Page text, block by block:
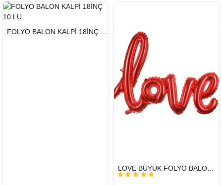
HIZLI
GÖNDERİ
FOLYO BALON KALPİ 18İNÇ 10 LU
GÖNDERİ
LOVE BÜYÜK FOLYO BALON 65 X 108 CM